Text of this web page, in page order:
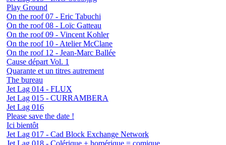
Play Ground
On the roof 07 - Eric Tabuchi
On the roof 08 - Loïc Gatteau
On the roof 09 - Vincent Kohler
On the roof 10 - Atelier McClane
On the roof 12 - Jean-Marc Ballée
Cause départ Vol. 1
Quarante et un titres autrement
The bureau
Jet Lag 014 - FLUX
Jet Lag 015 - CURRAMBERA
Jet Lag 016
Please save the date !
Ici bientôt
Jet Lag 017 - Cad Block Exchange Network